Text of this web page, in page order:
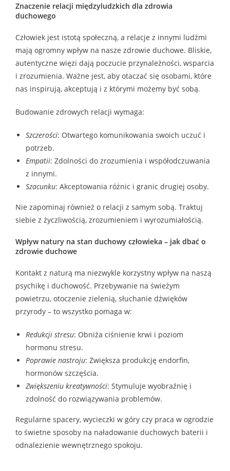
Znaczenie relacji międzyludzkich dla zdrowia
duchowego
Człowiek jest istotą społeczną, a relacje z innymi ludźmi
mają ogromny wpływ na nasze zdrowie duchowe. Bliskie,
autentyczne więzi dają poczucie przynależności, wsparcia
i zrozumienia. Ważne jest, aby otaczać się osobami, które
nas inspirują, akceptują i z którymi możemy być sobą.
Budowanie zdrowych relacji wymaga:
Szczerości: Otwartego komunikowania swoich uczuć i
potrzeb.
Empatii: Zdolności do zrozumienia i współodczuwania
z innymi.
Szacunku: Akceptowania różnic i granic drugiej osoby.
Nie zapominaj również o relacji z samym sobą. Traktuj
siebie z życzliwością, zrozumieniem i wyrozumiałością.
Wpływ natury na stan duchowy człowieka – jak dbać o
zdrowie duchowe
Kontakt z naturą ma niezwykle korzystny wpływ na naszą
psychikę i duchowość. Przebywanie na świeżym
powietrzu, otoczenie zielenią, słuchanie dźwięków
przyrody – to wszystko pomaga w:
Redukcji stresu: Obniża ciśnienie krwi i poziom
hormonu stresu.
Poprawie nastroju: Zwiększa produkcję endorfin,
hormonów szczęścia.
Zwiększeniu kreatywności: Stymuluje wyobraźnię i
zdolność do rozwiązywania problemów.
Regularne spacery, wycieczki w góry czy praca w ogrodzie
to świetne sposoby na naładowanie duchowych baterii i
odnalezienie wewnętrznego spokoju.